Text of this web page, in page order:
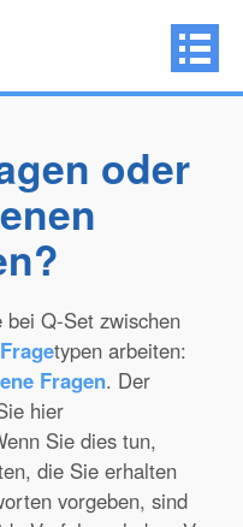
oder
bei Q-Set zwischen
Fragetypen arbeiten:
Fragen. Der
hier
Sie dies tun,
die Sie erhalten
vorgeben, sind